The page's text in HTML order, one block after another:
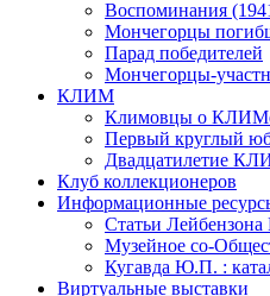
Воспоминания
Мончегорцы
Парад победителей
Мончегорцы-
КЛИМ
Климовцы о
Первый круглый
Двадцатилетие
Клуб коллекционеров
Информационные
Статьи Лейбензона
Музейное со-
Кугавда Ю.П. :
Виртуальные выставки